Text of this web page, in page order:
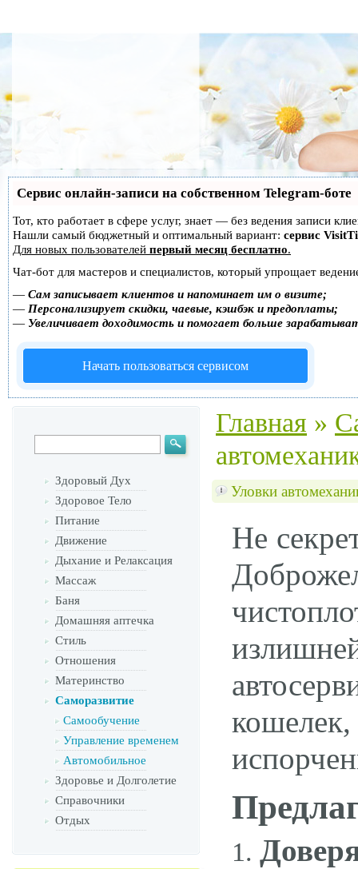
Сервис онлайн-записи на собственном Telegram-боте
Тот, кто работает в сфере услуг, знает — без ведения записи
Нашли самый бюджетный и оптимальный вариант: сервис
Для новых пользователей первый месяц бесплатно.
Чат-бот для мастеров и специалистов, который упрощает
— Сам записывает клиентов и напоминает им о визите;
— Персонализирует скидки, чаевые, кэшбэк и предоплаты;
— Увеличивает доходимость и помогает больше
Начать пользоваться сервисом
Здоровый Дух
Здоровое Тело
Питание
Движение
Дыхание и Релаксация
Массаж
Баня
Домашняя аптечка
Стиль
Отношения
Материнство
Саморазвитие
Самообучение
Управление временем
Автомобильное
Здоровье и Долголетие
Справочники
Отдых
Главная »
Уловки
Не